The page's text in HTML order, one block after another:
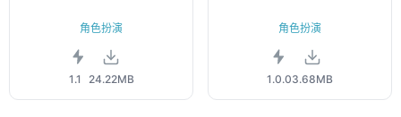
角色扮演
1.1 24.22MB
角色扮演
1.0.03.68MB